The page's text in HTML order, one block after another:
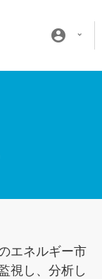
account_circle
エネルギー市
視し、分析し